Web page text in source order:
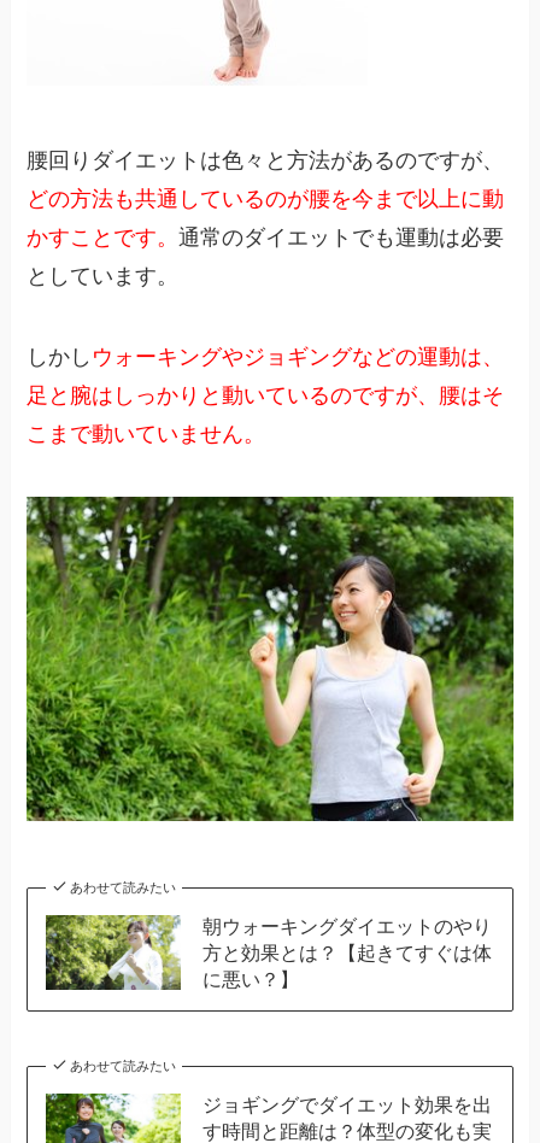
腰回りダイエットは色々と方法があるのですが、
どの方法も共通しているのが腰を今まで以上に動
かすことです。通常のダイエットでも運動は必要
としています。
しかし ウォーキングやジョギングなどの運動は、
足と腕はしっかりと動いているのですが、腰はそ
こまで動いていません。
あわせて読みたい
朝ウォーキングダイエットのやり
方と効果とは？【起きてすぐは体
に悪い？】
あわせて読みたい
ジョギングでダイエット効果を出
す時間と距離は？体型の変化も実